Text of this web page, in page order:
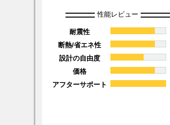
性能レビュー
耐震性
断熱/省エネ性
設計の自由度
価格
アフターサポート